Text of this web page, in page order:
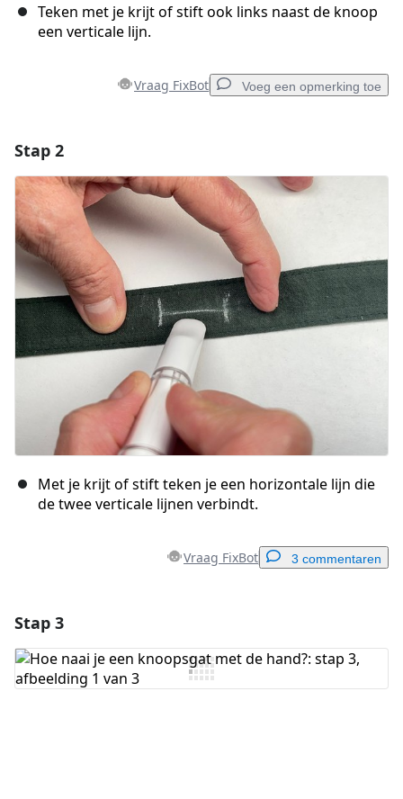
Teken met je krijt of stift ook links naast de knoop
een verticale lijn.
Vraag FixBot Voeg een opmerking toe
Voeg opmerking toe
Plaats opmerking
Stap 2
Met je krijt of stift teken je een horizontale lijn die
de twee verticale lijnen verbindt.
Vraag FixBot 3 commentaren
Voeg opmerking toe
Stap 3